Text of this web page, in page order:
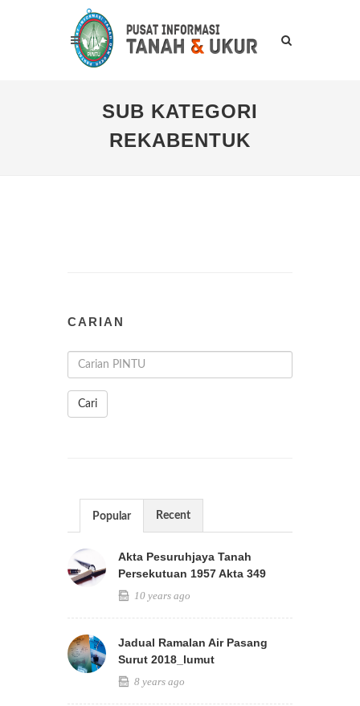
SUB KATEGORI
REKABENTUK
CARIAN
Cari
Popular Recent
Akta Pesuruhjaya Tanah
Persekutuan 1957 Akta 349
10 years ago
Jadual Ramalan Air Pasang
Surut 2018_lumut
8 years ago